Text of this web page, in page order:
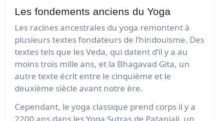
Les fondements anciens du Yoga
Les racines ancestrales du yoga remontent à
plusieurs textes fondateurs de l’hindouisme. Des
textes tels que les Veda, qui datent d’il y a au
moins trois mille ans, et la Bhagavad Gita, un
autre texte écrit entre le cinquième et le
deuxième siècle avant notre ère.
Cependant, le yoga classique prend corps il y a
2200 ans dans les Yoga Sutras de Patanjali, un